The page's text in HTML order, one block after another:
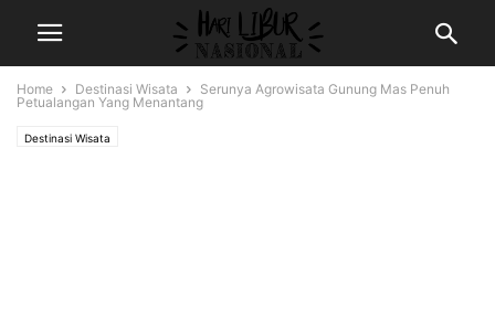
Home Destinasi Wisata
Serunya Agrowisata Gunung Mas Penuh
Petualangan Yang Menantang
Destinasi Wisata